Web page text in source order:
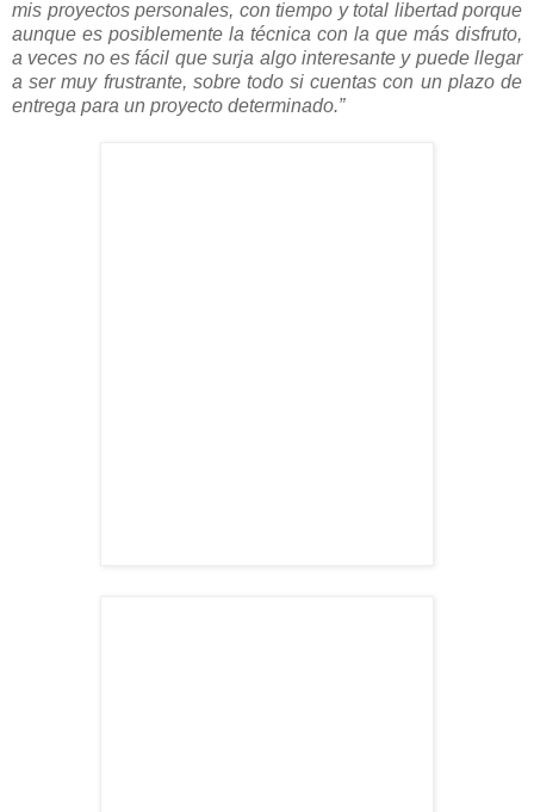
mis proyectos personales, con tiempo y total libertad porque
aunque es posiblemente la técnica con la que más disfruto,
a veces no es fácil que surja algo interesante y puede llegar
a ser muy frustrante, sobre todo si cuentas con un plazo de
entrega para un proyecto determinado.”